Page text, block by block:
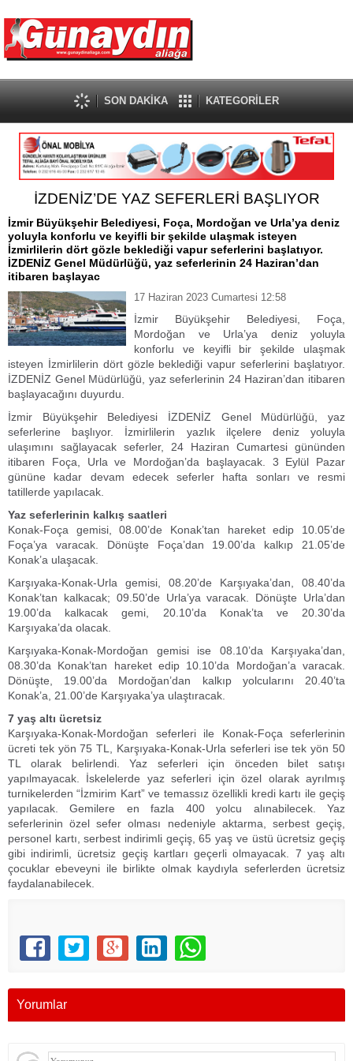
SON DAKİKA KATEGORİLER
İZDENİZ’DE YAZ SEFERLERİ BAŞLIYOR
İzmir Büyükşehir Belediyesi, Foça, Mordoğan ve Urla’ya deniz
yoluyla konforlu ve keyifli bir şekilde ulaşmak isteyen
İzmirlilerin dört gözle beklediği vapur seferlerini başlatıyor.
İZDENİZ Genel Müdürlüğü, yaz seferlerinin 24 Haziran’dan
itibaren başlayac
17 Haziran 2023 Cumartesi 12:58
İzmir Büyükşehir Belediyesi, Foça,
Mordoğan ve Urla’ya deniz yoluyla
konforlu ve keyifli bir şekilde ulaşmak
isteyen İzmirlilerin dört gözle beklediği vapur seferlerini başlatıyor.
İZDENİZ Genel Müdürlüğü, yaz seferlerinin 24 Haziran’dan itibaren
başlayacağını duyurdu.
İzmir Büyükşehir Belediyesi İZDENİZ Genel Müdürlüğü, yaz
seferlerine başlıyor. İzmirlilerin yazlık ilçelere deniz yoluyla
ulaşımını sağlayacak seferler, 24 Haziran Cumartesi gününden
itibaren Foça, Urla ve Mordoğan’da başlayacak. 3 Eylül Pazar
gününe kadar devam edecek seferler hafta sonları ve resmi
tatillerde yapılacak.
Yaz seferlerinin kalkış saatleri
Konak-Foça gemisi, 08.00’de Konak’tan hareket edip 10.05’de
Foça’ya varacak. Dönüşte Foça’dan 19.00’da kalkıp 21.05’de
Konak’a ulaşacak.
Karşıyaka-Konak-Urla gemisi, 08.20’de Karşıyaka’dan, 08.40’da
Konak’tan kalkacak; 09.50’de Urla’ya varacak. Dönüşte Urla’dan
19.00’da kalkacak gemi, 20.10’da Konak’ta ve 20.30’da
Karşıyaka’da olacak.
Karşıyaka-Konak-Mordoğan gemisi ise 08.10’da Karşıyaka’dan,
08.30’da Konak’tan hareket edip 10.10’da Mordoğan’a varacak.
Dönüşte, 19.00’da Mordoğan’dan kalkıp yolcularını 20.40’ta
Konak’a, 21.00’de Karşıyaka’ya ulaştıracak.
7 yaş altı ücretsiz
Karşıyaka-Konak-Mordoğan seferleri ile Konak-Foça seferlerinin
ücreti tek yön 75 TL, Karşıyaka-Konak-Urla seferleri ise tek yön 50
TL olarak belirlendi. Yaz seferleri için önceden bilet satışı
yapılmayacak. İskelelerde yaz seferleri için özel olarak ayrılmış
turnikelerden “İzmirim Kart” ve temassız özellikli kredi kartı ile geçiş
yapılacak. Gemilere en fazla 400 yolcu alınabilecek. Yaz
seferlerinin özel sefer olması nedeniyle aktarma, serbest geçiş,
personel kartı, serbest indirimli geçiş, 65 yaş ve üstü ücretsiz geçiş
gibi indirimli, ücretsiz geçiş kartları geçerli olmayacak. 7 yaş altı
çocuklar ebeveyni ile birlikte olmak kaydıyla seferlerden ücretsiz
faydalanabilecek.
Yorumlar